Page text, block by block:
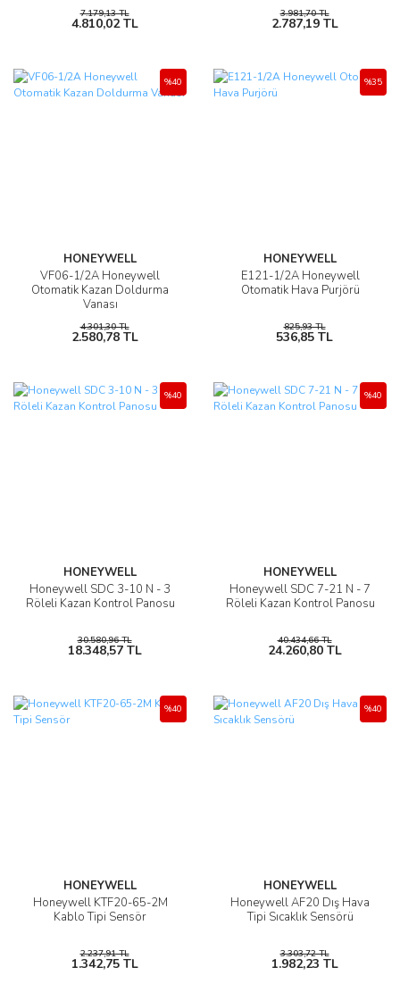
7.179,13 TL
4.810,02 TL
3.981,70 TL
2.787,19 TL
HONEYWELL
VF06-1/2A Honeywell
Otomatik Kazan Doldurma
Vanası
%40
4.301,30 TL
2.580,78 TL
HONEYWELL
E121-1/2A Honeywell
Otomatik Hava Purjörü
%35
825,93 TL
536,85 TL
HONEYWELL
Honeywell SDC 3-10 N - 3
Röleli Kazan Kontrol Panosu
%40
30.580,96 TL
18.348,57 TL
HONEYWELL
Honeywell SDC 7-21 N - 7
Röleli Kazan Kontrol Panosu
%40
40.434,66 TL
24.260,80 TL
HONEYWELL
Honeywell KTF20-65-2M
Kablo Tipi Sensör
%40
2.237,91 TL
1.342,75 TL
HONEYWELL
Honeywell AF20 Dış Hava
Tipi Sıcaklık Sensörü
%40
3.303,72 TL
1.982,23 TL